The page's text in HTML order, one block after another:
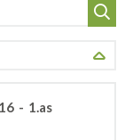
- 1.as